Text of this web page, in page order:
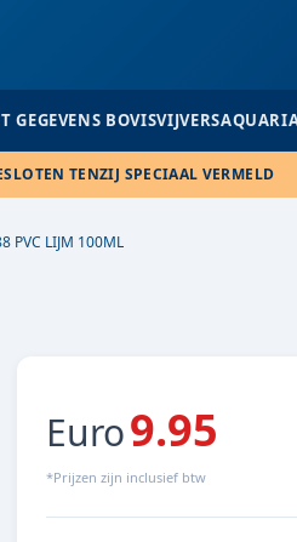
GEGEVENS
TENZIJ SPECIAAL VERMELD
PVC LIJM 100ML
Euro9.95
*Prijzen zijn inclusief btw